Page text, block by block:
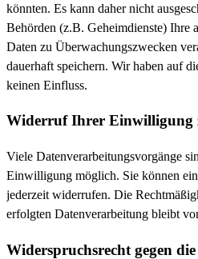
könnten. Es kann daher nicht
Behörden (z.B. Geheimdienste) Ihre
Daten zu Überwachungszwecken
dauerhaft speichern. Wir haben auf
keinen Einfluss.
Widerruf Ihrer Einwilligung
Viele Datenverarbeitungsvorgänge
Einwilligung möglich. Sie können
jederzeit widerrufen. Die
erfolgten Datenverarbeitung bleibt
Widerspruchsrecht gegen